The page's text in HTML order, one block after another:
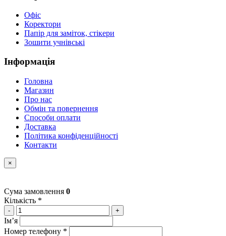
Офіс
Коректори
Папір для заміток, стікери
Зошити учнівські
Інформація
Головна
Магазин
Про нас
Обмін та повернення
Способи оплати
Доставка
Політика конфіденційності
Контакти
×
Сума замовлення 0
Кількість *
- +
Імʼя
Номер телефону *